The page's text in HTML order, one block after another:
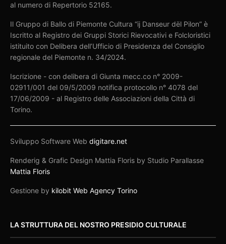
al numero di Repertorio 52165.
Il Gruppo di Ballo di Piemonte Cultura “ij Danseur dël Pilon” è
Iscritto al Registro dei Gruppi Storici Rievocativi e Folcloristici
istituito con Delibera dell’Ufficio di Presidenza del Consiglio
regionale del Piemonte n. 34/2024.
Iscrizione - con delibera di Giunta mecc.co n° 2009-
02911/001 del 09/5/2009 notifica protocollo n° 4078 del
17/06/2009 - al Registro delle Associazioni della Città di
Torino.
Sviluppo Software Webdigitare.net
Renderig & Grafic Design Mattia Floris by Studio Parallasse
Mattia Floris
Gestione by kilobit Web Agency Torino
LA STRUTTURA DEL NOSTRO PRESIDIO CULTURALE